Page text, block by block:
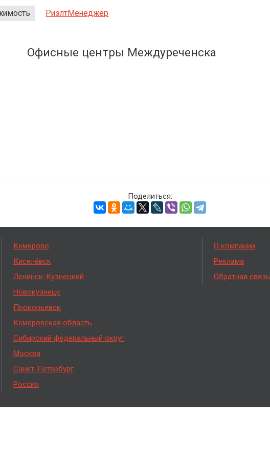
РиэлтМенеджер
Офисные центры Междуреченска
Поделиться:
Кемерово
Киселёвск
Ленинск-Кузнецкий
Новокузнецк
Прокопьевск
Кемеровская область
Сибирский федеральный округ
Москва
Санкт-Петербург
Россия
О компании
Реклама
Обратная связь